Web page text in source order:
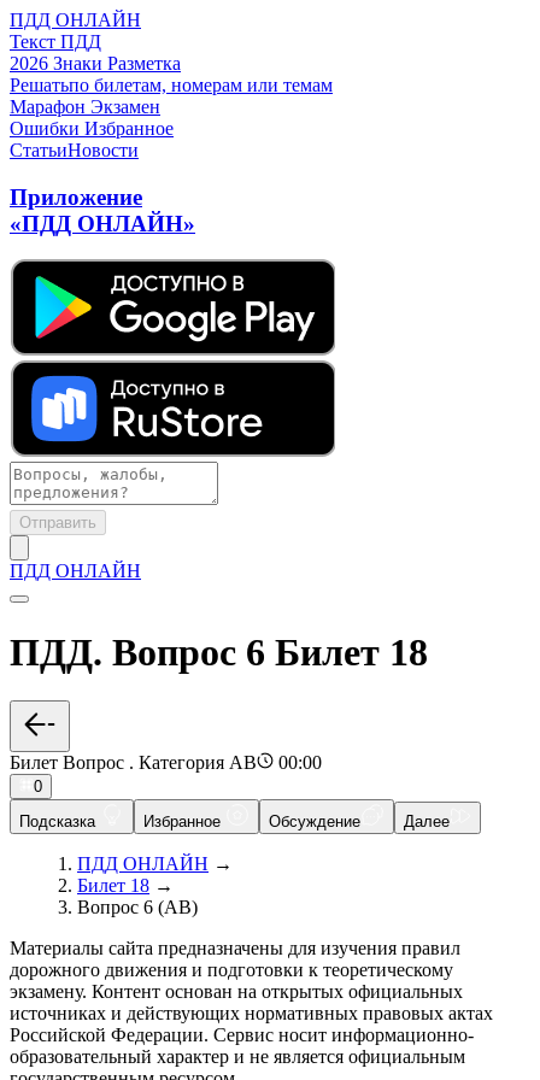
ПДД ОНЛАЙН
Текст ПДД
2026 Знаки Разметка
Решатьпо билетам, номерам или темам
Марафон Экзамен
Ошибки Избранное
СтатьиНовости
Приложение
«ПДД ОНЛАЙН»
Отправить
ПДД ОНЛАЙН
ПДД. Вопрос 6 Билет 18
Билет Вопрос . Категория AB 00:00
0
Подсказка
Избранное Обсуждение Далее
ПДД ОНЛАЙН →
Билет 18 →
Вопрос 6 (AB)
Материалы сайта предназначены для изучения правил
дорожного движения и подготовки к теоретическому
экзамену. Контент основан на открытых официальных
источниках и действующих нормативных правовых актах
Российской Федерации. Сервис носит информационно-
образовательный характер и не является официальным